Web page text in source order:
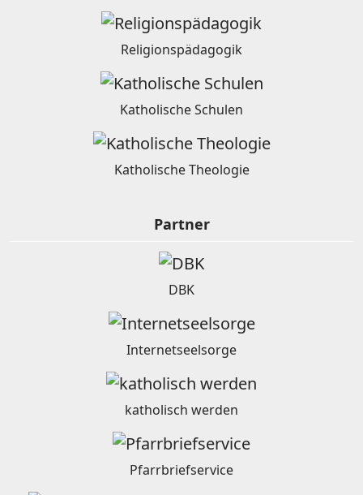
Religionspädagogik
Katholische Schulen
Katholische Theologie
Partner
DBK
Internetseelsorge
katholisch werden
Pfarrbriefservice